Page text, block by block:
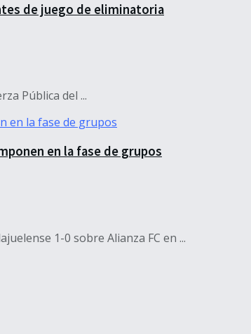
de juego de eliminatoria
Pública del ...
en la fase de grupos
1-0 sobre Alianza FC en ...